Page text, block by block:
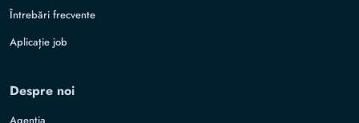
Întrebări frecvente
Aplicație job
Despre noi